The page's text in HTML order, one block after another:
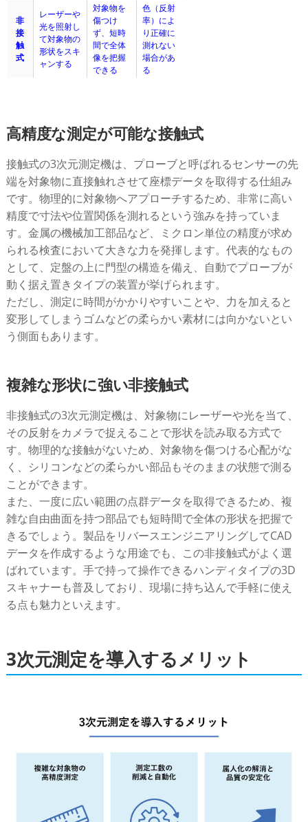
非
接
触
式
レーザーや
光を照射し
て対象物の
形状をスキ
ャンする
対象物を
傷つけ
ず、短時
間で全体
像を把握
できる
色（反射
率）によ
り正確に
測れない
場合があ
る
高精度な測定が可能な接触式
接触式の3次元測定機は、プローブと呼ばれるセンサーの先
端を対象物に直接触れさせて座標データを取得する仕組み
です。物理的に対象物へアプローチするため、非常に高い
精度で寸法や位置関係を測れるという強みを持っていま
す。金属の機械加工部品など、ミクロン単位の精度が求め
られる検査において大きな力を発揮します。代表的なもの
として、定盤の上に門型の構造を備え、自動でプローブが
動く据え置きタイプの装置が挙げられます。
ただし、測定に時間がかかりやすいことや、力を加えると
変形してしまうゴムなどの柔らかい素材には向かないとい
う側面もあります。
複雑な形状に強い非接触式
非接触式の3次元測定機は、対象物にレーザーや光を当て、
その反射をカメラで捉えることで形状を読み取る方式で
す。物理的な接触がないため、対象物を傷つける心配がな
く、シリコンなどの柔らかい部品もそのままの状態で測る
ことができます。
また、一度に広い範囲の点群データを取得できるため、複
雑な自由曲面を持つ部品でも短時間で全体の形状を把握で
きるでしょう。製品をリバースエンジニアリングしてCAD
データを作成するような用途でも、この非接触式がよく選
ばれています。手で持って操作できるハンディタイプの3D
スキャナーも普及しており、現場に持ち込んで手軽に使え
る点も魅力といえます。
3次元測定を導入するメリット